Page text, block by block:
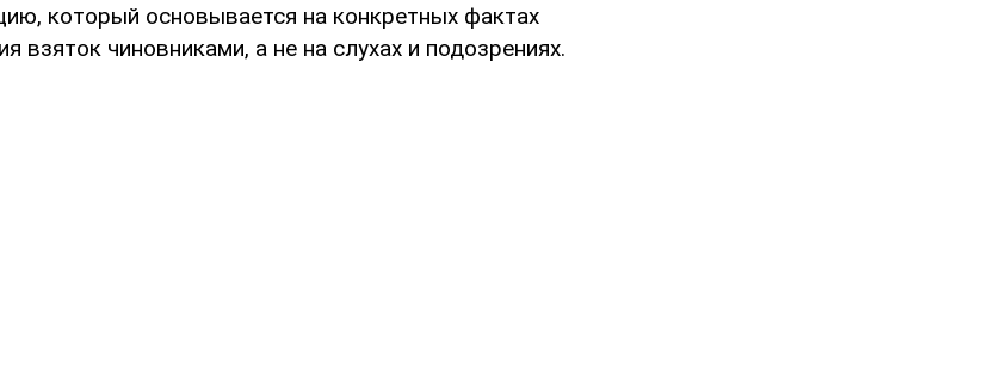
который основывается на конкретных фактах
взяток чиновниками, а не на слухах и подозрениях.